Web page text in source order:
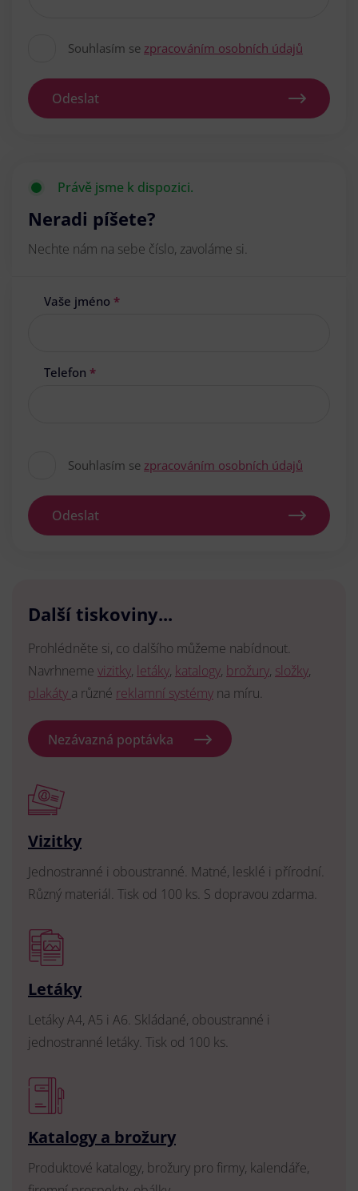
Souhlasím se zpracováním osobních údajů
Odeslat
Právě jsme k dispozici.
Neradi píšete?
Nechte nám na sebe číslo, zavoláme si.
Vaše jméno *
Telefon *
Souhlasím se zpracováním osobních údajů
Odeslat
Další tiskoviny...
Prohlédněte si, co dalšího můžeme nabídnout.
Navrhneme vizitky, letáky, katalogy, brožury, složky,
plakáty a různé reklamní systémy na míru.
Nezávazná poptávka
Vizitky
Jednostranné i oboustranné. Matné, lesklé i přírodní.
Různý materiál. Tisk od 100 ks. S dopravou zdarma.
Letáky
Letáky A4, A5 i A6. Skládané, oboustranné i
jednostranné letáky. Tisk od 100 ks.
Katalogy a brožury
Produktové katalogy, brožury pro firmy, kalendáře,